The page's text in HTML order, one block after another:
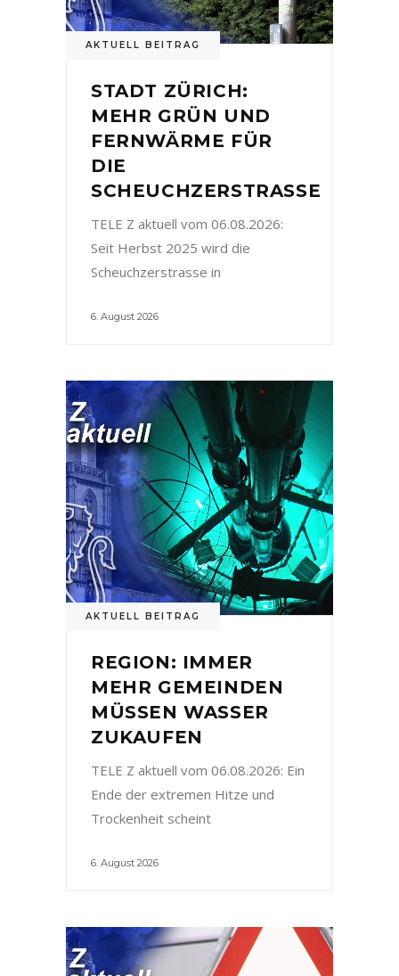
AKTUELL BEITRAG
STADT ZÜRICH:
MEHR GRÜN UND
FERNWÄRME FÜR
DIE
SCHEUCHZERSTRASSE
TELE Z aktuell vom 06.08.2026:
Seit Herbst 2025 wird die
Scheuchzerstrasse in
6. August 2026
AKTUELL BEITRAG
REGION: IMMER
MEHR GEMEINDEN
MÜSSEN WASSER
ZUKAUFEN
TELE Z aktuell vom 06.08.2026: Ein
Ende der extremen Hitze und
Trockenheit scheint
6. August 2026